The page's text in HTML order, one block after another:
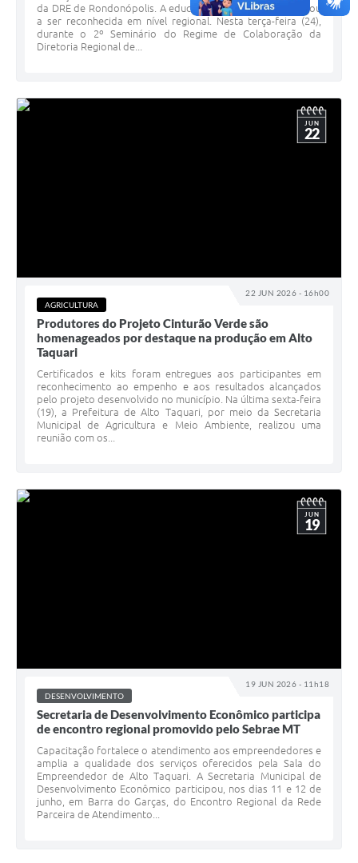
da DRE de Rondonópolis. A educação de Alto Taquari voltou
a ser reconhecida em nível regional. Nesta terça-feira (24),
durante o 2º Seminário do Regime de Colaboração da
Diretoria Regional de...
22 JUN 2026 - 16h00
JUN
22
AGRICULTURA
Produtores do Projeto Cinturão Verde são
homenageados por destaque na produção em Alto
Taquari
Certificados e kits foram entregues aos participantes em
reconhecimento ao empenho e aos resultados alcançados
pelo projeto desenvolvido no município. Na última sexta-feira
(19), a Prefeitura de Alto Taquari, por meio da Secretaria
Municipal de Agricultura e Meio Ambiente, realizou uma
reunião com os...
19 JUN 2026 - 11h18
JUN
19
DESENVOLVIMENTO
Secretaria de Desenvolvimento Econômico participa
de encontro regional promovido pelo Sebrae MT
Capacitação fortalece o atendimento aos empreendedores e
amplia a qualidade dos serviços oferecidos pela Sala do
Empreendedor de Alto Taquari. A Secretaria Municipal de
Desenvolvimento Econômico participou, nos dias 11 e 12 de
junho, em Barra do Garças, do Encontro Regional da Rede
Parceira de Atendimento...